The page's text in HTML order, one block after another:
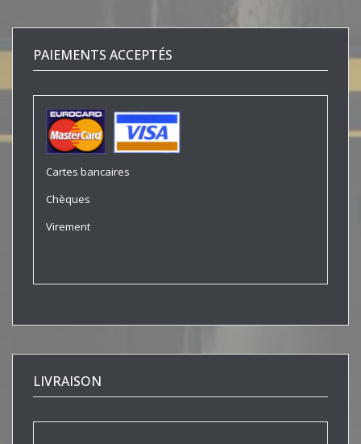
PAIEMENTS ACCEPTÉS
Cartes bancaires
Chèques
Virement
LIVRAISON